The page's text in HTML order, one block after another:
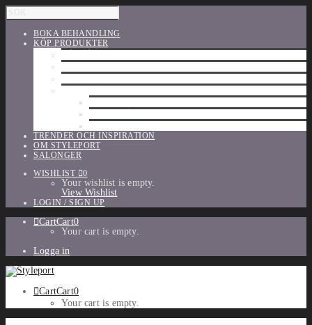
BOKA BEHANDLING
KÖP PRODUKTER
TRENDER OCH INSPIRATION
OM STYLEPORT
SALONGER
WISHLIST
0
Your wishlist is empty.
View Wishlist
LOGIN / SIGN UP
CartCart0
Your cart is empty.
Logga in
CartCart0
Your cart is empty.